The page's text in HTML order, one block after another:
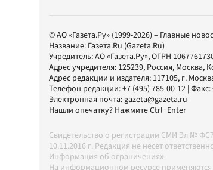
© АО «Газета.Ру» (1999-2026) – Главные
Название: Газета.Ru (Gazeta.Ru)
Учредитель:АО «Газета.Ру», ОГРН
Адрес учредителя: 125239, Россия, Москва,
Адрес редакции и издателя: 117105, г.
Телефон редакции:+7 (495) 785-00-12 | Факс:
Электронная почта:gazeta@gazeta.ru
Нашли опечатку? Нажмите Ctrl+Enter
Свидетельство о регистрации СМИ Эл №
10.11.2016 г. Редакция не несет
Информация об ограничениях
На информационном ресурсе применяются